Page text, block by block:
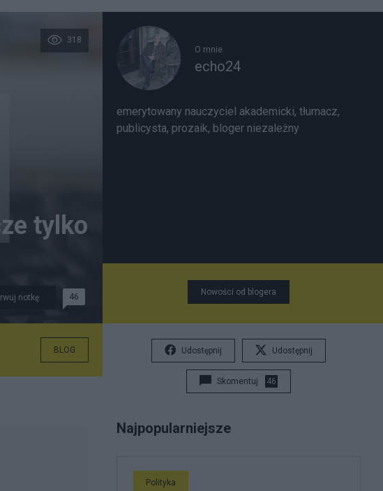
318
tylko
notkę 46
BLOG
O mnie
echo24
emerytowany nauczyciel akademicki, tłumacz,
publicysta, prozaik, bloger niezależny
Nowości od blogera
Udostępnij Udostępnij
Skomentuj 46
Najpopularniejsze
Polityka